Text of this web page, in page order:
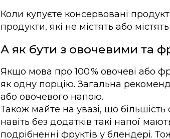
Коли купуєте консервовані
продукти, які не містять або
А як бути з овочевими та
Якщо мова про 100 % овочеві або
як одну порцію. Загальна
або овочевого напою.
Також майте на увазі, що більшість
навіть без додатків такі напої
подрібненні фруктів у блендері.